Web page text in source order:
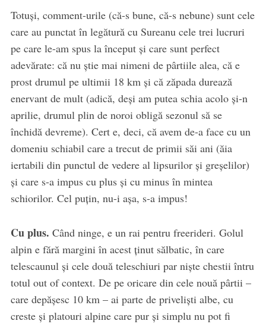
Totuși, comment-urile (că-s bune, că-s nebune) sunt cele
care au punctat în legătură cu Sureanu cele trei lucruri
pe care le-am spus la început și care sunt perfect
adevărate: că nu știe mai nimeni de pârtiile alea, că e
prost drumul pe ultimii 18 km și că zăpada durează
enervant de mult (adică, deși am putea schia acolo și-n
aprilie, drumul plin de noroi obligă sezonul să se
închidă devreme). Cert e, deci, că avem de-a face cu un
domeniu schiabil care a trecut de primii săi ani (ăia
iertabili din punctul de vedere al lipsurilor și greșelilor)
și care s-a impus cu plus și cu minus în mintea
schiorilor. Cel puțin, nu-i așa, s-a impus!
Cu plus. Când ninge, e un rai pentru freerideri. Golul
alpin e fără margini în acest ținut sălbatic, în care
telescaunul și cele două teleschiuri par niște chestii întru
totul out of context. De pe oricare din cele nouă pârtii –
care depășesc 10 km – ai parte de priveliști albe, cu
creste și platouri alpine care pur și simplu nu pot fi